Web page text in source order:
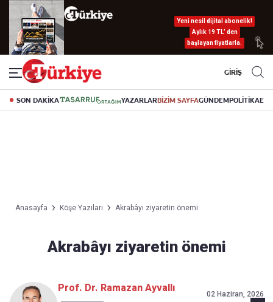
Yeni nesil dijital abonelik!
Aylık 19 TL’ den
başlayan fiyatlarla.
GİRİŞ
SON DAKİKA YAZARLARBİZİM SAYFAGÜNDEMPOLİTİKA
Anasayfa Köşe Yazıları Akrabâyı ziyaretin önemi
Akrabâyı ziyaretin önemi
Prof. Dr. Ramazan Ayvallı
02 Haziran, 2026